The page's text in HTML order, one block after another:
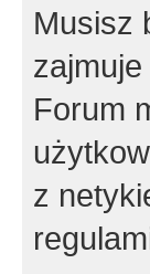
Musisz
Forum
z